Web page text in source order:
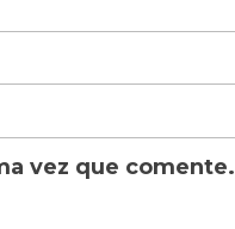
vez que comente.